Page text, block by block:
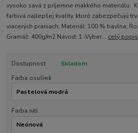
vysoko savá z príjemne mäkkého materiálu.
farbivá najlepšej kvality, ktoré zabezpečujú
viacerých praniach. Materiál: 100 % bavlna;
Gramáž: 400g/m2 Návod: 1.-Vyber... celý popis
Dostupnosť
Skladom
Farba osušiek
Farba nití